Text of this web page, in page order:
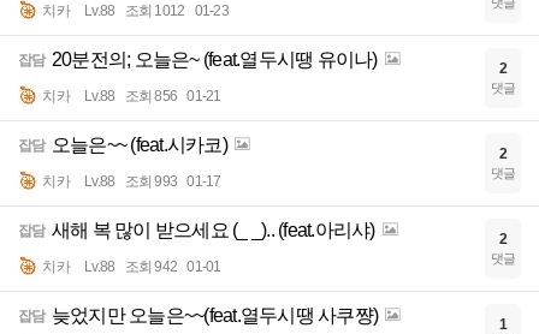
치카 Lv.88 조회 1012 01-23
잡담 20분전의; 오늘은~ (feat.열두시땡 유이나)
치카 Lv.88 조회 856 01-21
2
댓글
잡담 오늘은~~ (feat.시카코)
치카 Lv.88 조회 993 01-17
2
댓글
잡담 새해 복 많이 받으세요 (_ _).. (feat.아리샤)
치카 Lv.88 조회 942 01-01
2
댓글
잡담 늦었지만 오늘은~~(feat.열두시땡 사쿠쨩) 1